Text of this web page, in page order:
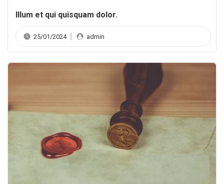
Illum et qui quisquam dolor.
25/01/2024 admin